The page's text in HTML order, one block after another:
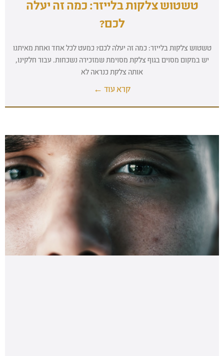
טשטוש צלקות בלייזר: כמה זה יעלה
לכם?
טשטוש צלקות בלייזר: כמה זה יעלה לכם? כמעט לכל אחד ואחת מאיתנו
יש במקום מסוים בגוף צלקת מסוימת שמזכירה נשכחות. עבור חלקינו,
אותה צלקת כנראה לא
קרא עוד ←